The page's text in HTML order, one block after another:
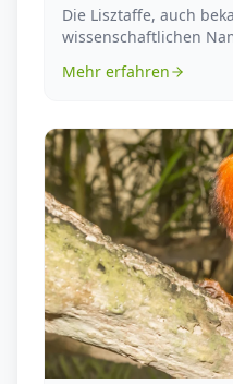
Die Lisztaffe, auch
wissenschaftlichen
Mehr erfahren